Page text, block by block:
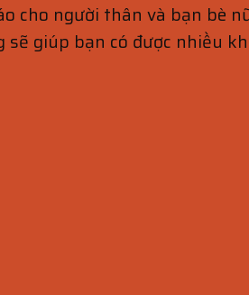
cho người thân và bạn bè
giúp bạn có được nhiều